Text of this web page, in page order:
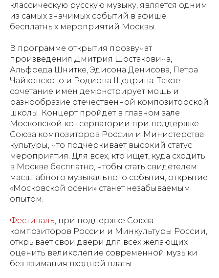
классическую русскую музыку, является одним
из самых значимых событий в афише
бесплатных мероприятий Москвы.
В программе открытия прозвучат
произведения Дмитрия Шостаковича,
Альфреда Шнитке, Эдисона Денисова, Петра
Чайковского и Родиона Щедрина. Такое
сочетание имен демонстрирует мощь и
разнообразие отечественной композиторской
школы. Концерт пройдет в главном зале
Московской консерватории при поддержке
Союза композиторов России и Министерства
культуры, что подчеркивает высокий статус
мероприятия. Для всех, кто ищет, куда сходить
в Москве бесплатно, чтобы стать свидетелем
масштабного музыкального события, открытие
«Московской осени» станет незабываемым
опытом.
Фестиваль, при поддержке Союза
композиторов России и Минкультуры России,
открывает свои двери для всех желающих
оценить великолепие современной музыки
без взимания входной платы.